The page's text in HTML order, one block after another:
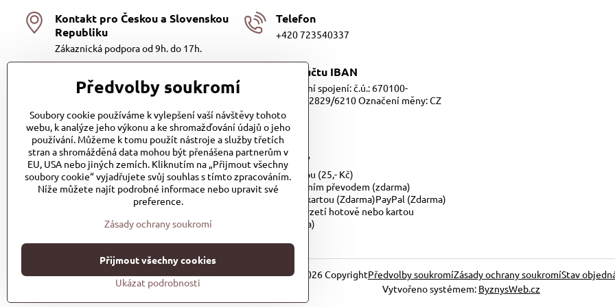
Kontakt pro Českou a Slovenskou
Republiku
Zákaznická podpora od 9h. do 17h.
Telefon
+420 723540337
info@discusfood.cz
Číslo účtu IBAN
Bankovní spojení: č.ú.: 670100-
2212852829/6210 Označení měny: CZ
Dodání a platba
Dodání
Dopravu našich produktů zajišťuje
přepravní společnost PPL s.r.o. a
Platby
Dobírkou (25,- Kč)
Bankovním převodem (zdarma)
Platba kartou (Zdarma)PayPal (Zdarma)
Při převzetí hotově nebo kartou
(Zdarma)
© 2026CopyrightPředvolby soukromíZásady ochrany soukromíStav
Vytvořeno systémem: ByznysWeb.cz
Předvolby soukromí
Soubory cookie používáme k vylepšení vaší návštěvy tohoto
webu, k analýze jeho výkonu a ke shromažďování údajů o jeho
používání. Můžeme k tomu použít nástroje a služby třetích
stran a shromážděná data mohou být přenášena partnerům v
EU, USA nebo jiných zemích. Kliknutím na „Přijmout všechny
soubory cookie“ vyjadřujete svůj souhlas s tímto zpracováním.
Níže můžete najít podrobné informace nebo upravit své
preference.
Zásady ochrany soukromí
Ukázat podrobnosti
Přijmout všechny cookies